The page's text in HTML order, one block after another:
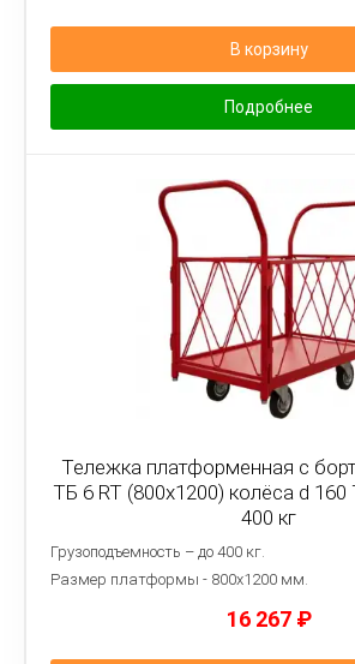
В корзину
Подробнее
Тележка платформенная с
ТБ 6 RT (800x1200) колёса d 160
400 кг
Грузоподъемность – до 400 кг.
Размер платформы - 800х1200 мм.
16 267 ₽